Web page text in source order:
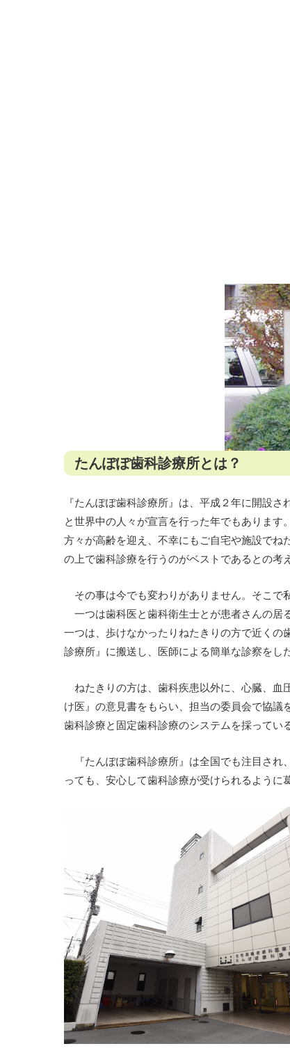
たんぽぽ歯科診療所とは？
『たんぽぽ歯科診療所』は、平成２年に開設
と世界中の人々が宣言を行った年でもありま
方々が高齢を迎え、不幸にもご自宅や施設でね
の上で歯科診療を行うのがベストであるとの考
その事は今でも変わりがありません。そこで
一つは歯科医と歯科衛生士とが患者さんの居
一つは、歩けなかったりねたきりの方で近く
診療所』に搬送し、医師による簡単な診察をし
ねたきりの方は、歯科疾患以外に、心臓、血
け医』の意見書をもらい、担当の委員会で協
歯科診療と固定歯科診療のシステムを採ってい
『たんぽぽ歯科診療所』は全国でも注目され
っても、安心して歯科診療が受けられるように